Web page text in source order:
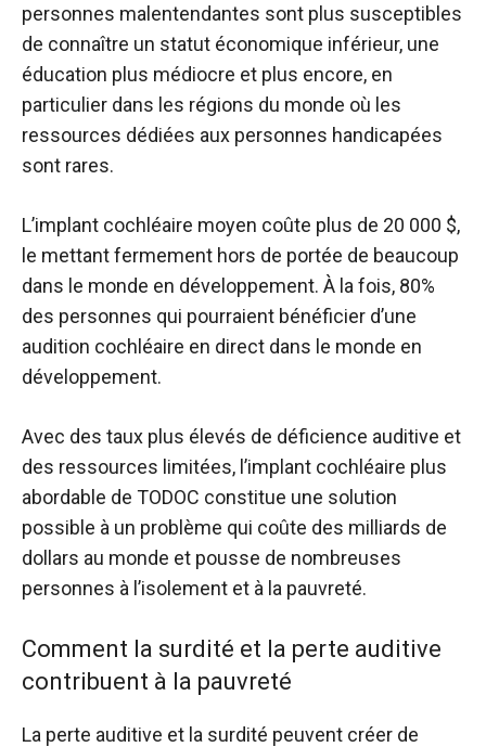
personnes malentendantes sont plus susceptibles
de connaître un statut économique inférieur, une
éducation plus médiocre et plus encore, en
particulier dans les régions du monde où les
ressources dédiées aux personnes handicapées
sont rares.
L’implant cochléaire moyen coûte plus de 20 000 $,
le mettant fermement hors de portée de beaucoup
dans le monde en développement. À la fois, 80%
des personnes qui pourraient bénéficier d’une
audition cochléaire en direct dans le monde en
développement.
Avec des taux plus élevés de déficience auditive et
des ressources limitées, l’implant cochléaire plus
abordable de TODOC constitue une solution
possible à un problème qui coûte des milliards de
dollars au monde et pousse de nombreuses
personnes à l’isolement et à la pauvreté.
Comment la surdité et la perte auditive
contribuent à la pauvreté
La perte auditive et la surdité peuvent créer de